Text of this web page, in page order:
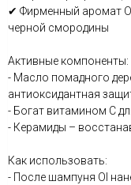
✔ Фирменный аромат
черной смородины
Активные компоненты:
- Масло помадного
антиоксидантная
- Богат витамином С
- Керамиды –
Как использовать:
- После шампуня OI